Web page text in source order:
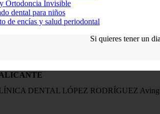
Ortodoncia Invisible
dental para niños
de encías y salud periodontal
Si quieres tener un
DENTAL LÓPEZ RODRÍGUEZ